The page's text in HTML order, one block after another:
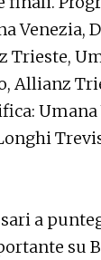
Venezia,
Trieste,
Allianz
a
su